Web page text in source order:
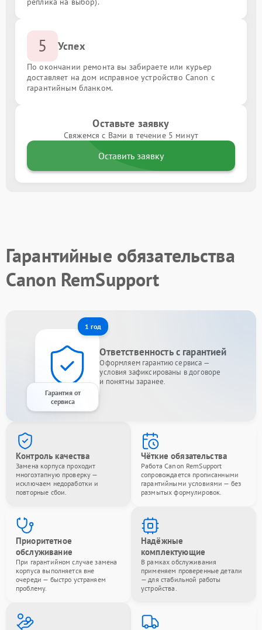
5 Успех
По окончании ремонта вы забираете или курьер
доставляет на дом исправное устройство Canon с
гарантийным бланком.
Оставьте заявку
Свяжемся с Вами в течение 5 минут
Оставить заявку
Гарантийные обязательства
Canon RemSupport
1 год
Гарантия от
сервиса
Ответственность с гарантией
Оформляем гарантию сервиса —
условия зафиксированы в договоре
и понятны заранее.
Контроль качества
Замена корпуса проходит
многоэтапную проверку —
исключаем недоработки и
повторные сбои.
Чёткие обязательства
Работа Canon RemSupport
сопровождается прописанными
гарантийными условиями — без
размытых формулировок.
Приоритетное
обслуживание
При гарантийном случае замена
корпуса выполняется вне
очереди — быстро устраняем
проблему.
Надёжные
комплектующие
В рамках обслуживания
применяем проверенные детали
— для стабильной работы
устройства.